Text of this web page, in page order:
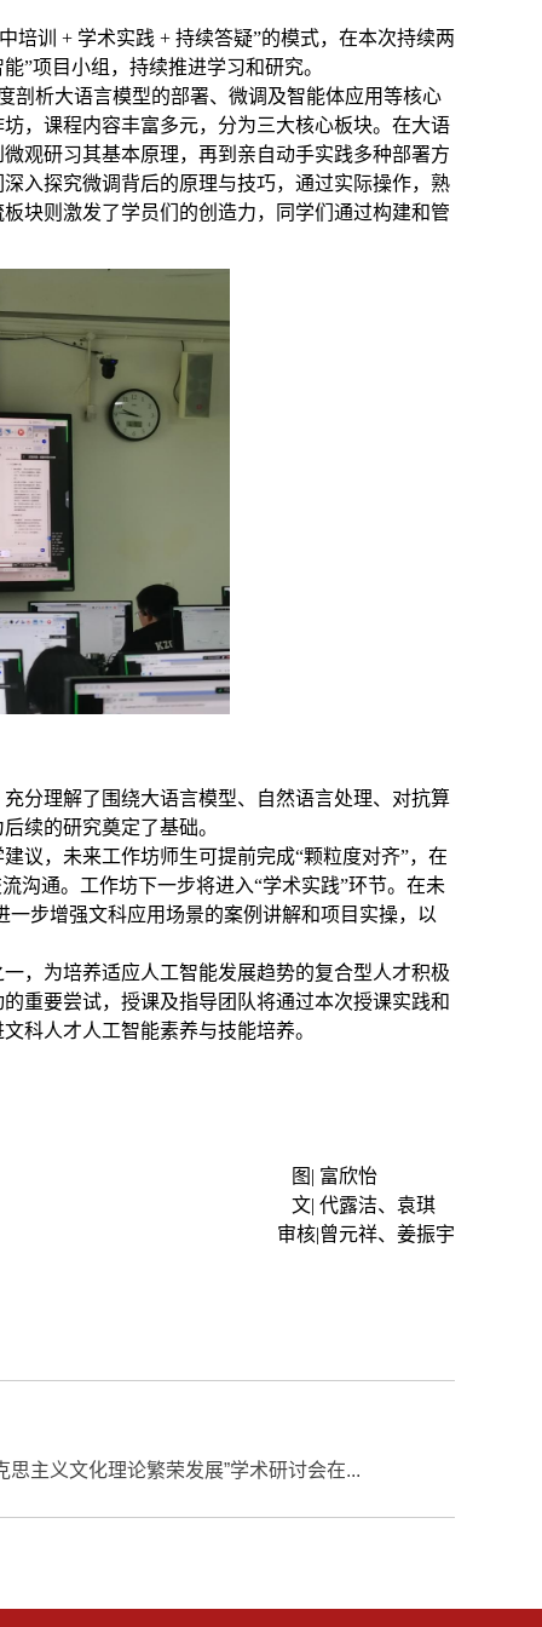
培训 + 学术实践 + 持续答疑”的模式，在本次持续两
”项目小组，持续推进学习和研究。
剖析大语言模型的部署、微调及智能体应用等核心
，课程内容丰富多元，分为三大核心板块。在大语
观研习其基本原理，再到亲自动手实践多种部署方
入探究微调背后的原理与技巧，通过实际操作，熟
块则激发了学员们的创造力，同学们通过构建和管
分理解了围绕大语言模型、自然语言处理、对抗算
续的研究奠定了基础。
议，未来工作坊师生可提前完成“颗粒度对齐”，在
沟通。工作坊下一步将进入“学术实践”环节。在未
步增强文科应用场景的案例讲解和项目实操，以
，为培养适应人工智能发展趋势的复合型人才积极
重要尝试，授课及指导团队将通过本次授课实践和
科人才人工智能素养与技能培养。
图 | 富欣怡
文| 代露洁、袁琪
审核|曾元祥、姜振宇
主义文化理论繁荣发展”学术研讨会在...